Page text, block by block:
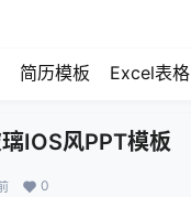
简历模板 Excel表格
IOS风PPT模板
0